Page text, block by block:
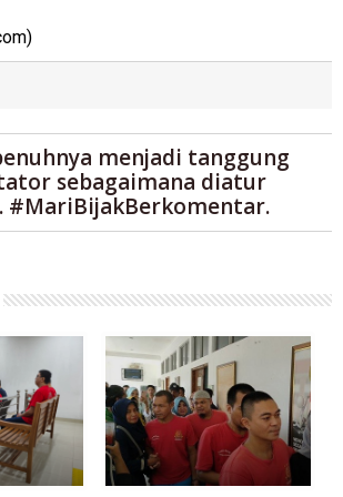
menjadi tanggung
sebagaimana diatur
#MariBijakBerkomentar.